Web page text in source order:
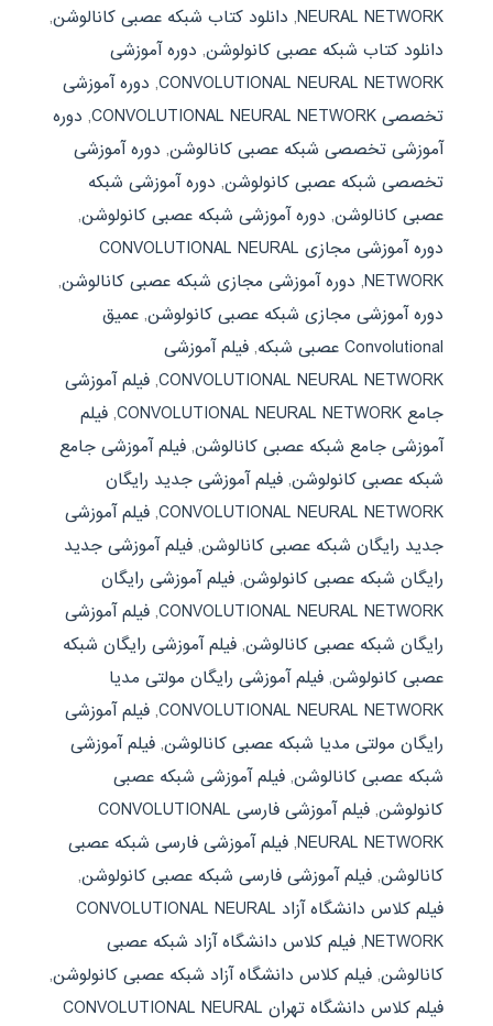
NEURAL NETWORK
, دانلود کتاب شبکه عصبی کانالوشن,
دانلود کتاب شبکه عصبی کانولوشن, دوره آموزشی
CONVOLUTIONAL NEURAL NETWORK
, دوره آموزشی
تخصصی CONVOLUTIONAL NEURAL NETWORK
, دوره
آموزشی تخصصی شبکه عصبی کانالوشن, دوره آموزشی
تخصصی شبکه عصبی کانولوشن, دوره آموزشی شبکه
عصبی کانالوشن, دوره آموزشی شبکه عصبی کانولوشن,
دوره آموزشی مجازی CONVOLUTIONAL NEURAL
NETWORK
, دوره آموزشی مجازی شبکه عصبی کانالوشن,
دوره آموزشی مجازی شبکه عصبی کانولوشن, عمیق
Convolutional عصبی شبکه
, فیلم آموزشی
CONVOLUTIONAL NEURAL NETWORK
, فیلم آموزشی
جامع CONVOLUTIONAL NEURAL NETWORK
, فیلم
آموزشی جامع شبکه عصبی کانالوشن, فیلم آموزشی جامع
شبکه عصبی کانولوشن, فیلم آموزشی جدید رایگان
CONVOLUTIONAL NEURAL NETWORK
, فیلم آموزشی
جدید رایگان شبکه عصبی کانالوشن, فیلم آموزشی جدید
رایگان شبکه عصبی کانولوشن, فیلم آموزشی رایگان
CONVOLUTIONAL NEURAL NETWORK
, فیلم آموزشی
رایگان شبکه عصبی کانالوشن, فیلم آموزشی رایگان شبکه
عصبی کانولوشن, فیلم آموزشی رایگان مولتی مدیا
CONVOLUTIONAL NEURAL NETWORK
, فیلم آموزشی
رایگان مولتی مدیا شبکه عصبی کانالوشن, فیلم آموزشی
شبکه عصبی کانالوشن, فیلم آموزشی شبکه عصبی
کانولوشن,
فیلم آموزشی فارسی CONVOLUTIONAL
NEURAL NETWORK
, فیلم آموزشی فارسی شبکه عصبی
کانالوشن, فیلم آموزشی فارسی شبکه عصبی کانولوشن,
فیلم کلاس دانشگاه آزاد CONVOLUTIONAL NEURAL
NETWORK
, فیلم کلاس دانشگاه آزاد شبکه عصبی
کانالوشن, فیلم کلاس دانشگاه آزاد شبکه عصبی کانولوشن,
فیلم کلاس دانشگاه تهران CONVOLUTIONAL NEURAL